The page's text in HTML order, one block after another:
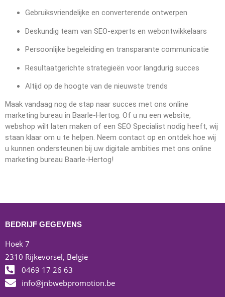
Gebruiksvriendelijke en converterende ontwerpen
Deskundig team van SEO-experts en webontwikkelaars
Persoonlijke begeleiding en transparante communicatie
Resultaatgerichte strategieën voor langdurig succes
Altijd op de hoogte van de nieuwste trends
Maak vandaag nog de stap naar succes met ons online
marketing bureau in Baarle-Hertog. Of u nu een website,
webshop wilt laten maken of een SEO Specialist nodig heeft, wij
staan klaar om u te helpen. Neem contact op en ontdek hoe wij
u kunnen ondersteunen bij uw digitale ambities met ons online
marketing bureau Baarle-Hertog!
BEDRIJF GEGEVENS
Hoek 7
2310 Rijkevorsel, België
0469 17 26 63
info@jnbwebpromotion.be